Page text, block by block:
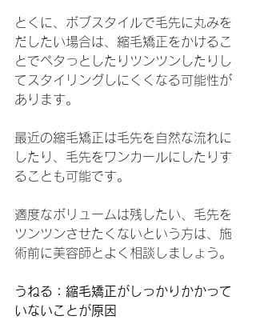
とくに、ボブスタイルで毛先に丸みを
だしたい場合は、縮毛矯正をかけるこ
とでペタっとしたりツンツンしたりし
てスタイリングしにくくなる可能性が
あります。
最近の縮毛矯正は毛先を自然な流れに
したり、毛先をワンカールにしたりす
ることも可能です。
適度なボリュームは残したい、毛先を
ツンツンさせたくないという方は、施
術前に美容師とよく相談しましょう。
うねる：縮毛矯正がしっかりかかって
いないことが原因